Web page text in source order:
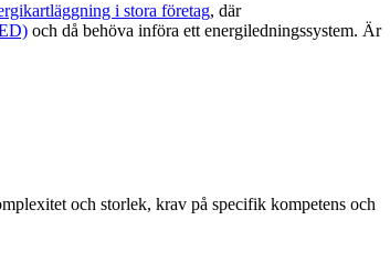
i stora företag, där
och då behöva införa ett energiledningssystem. Är
och storlek, krav på specifik kompetens och